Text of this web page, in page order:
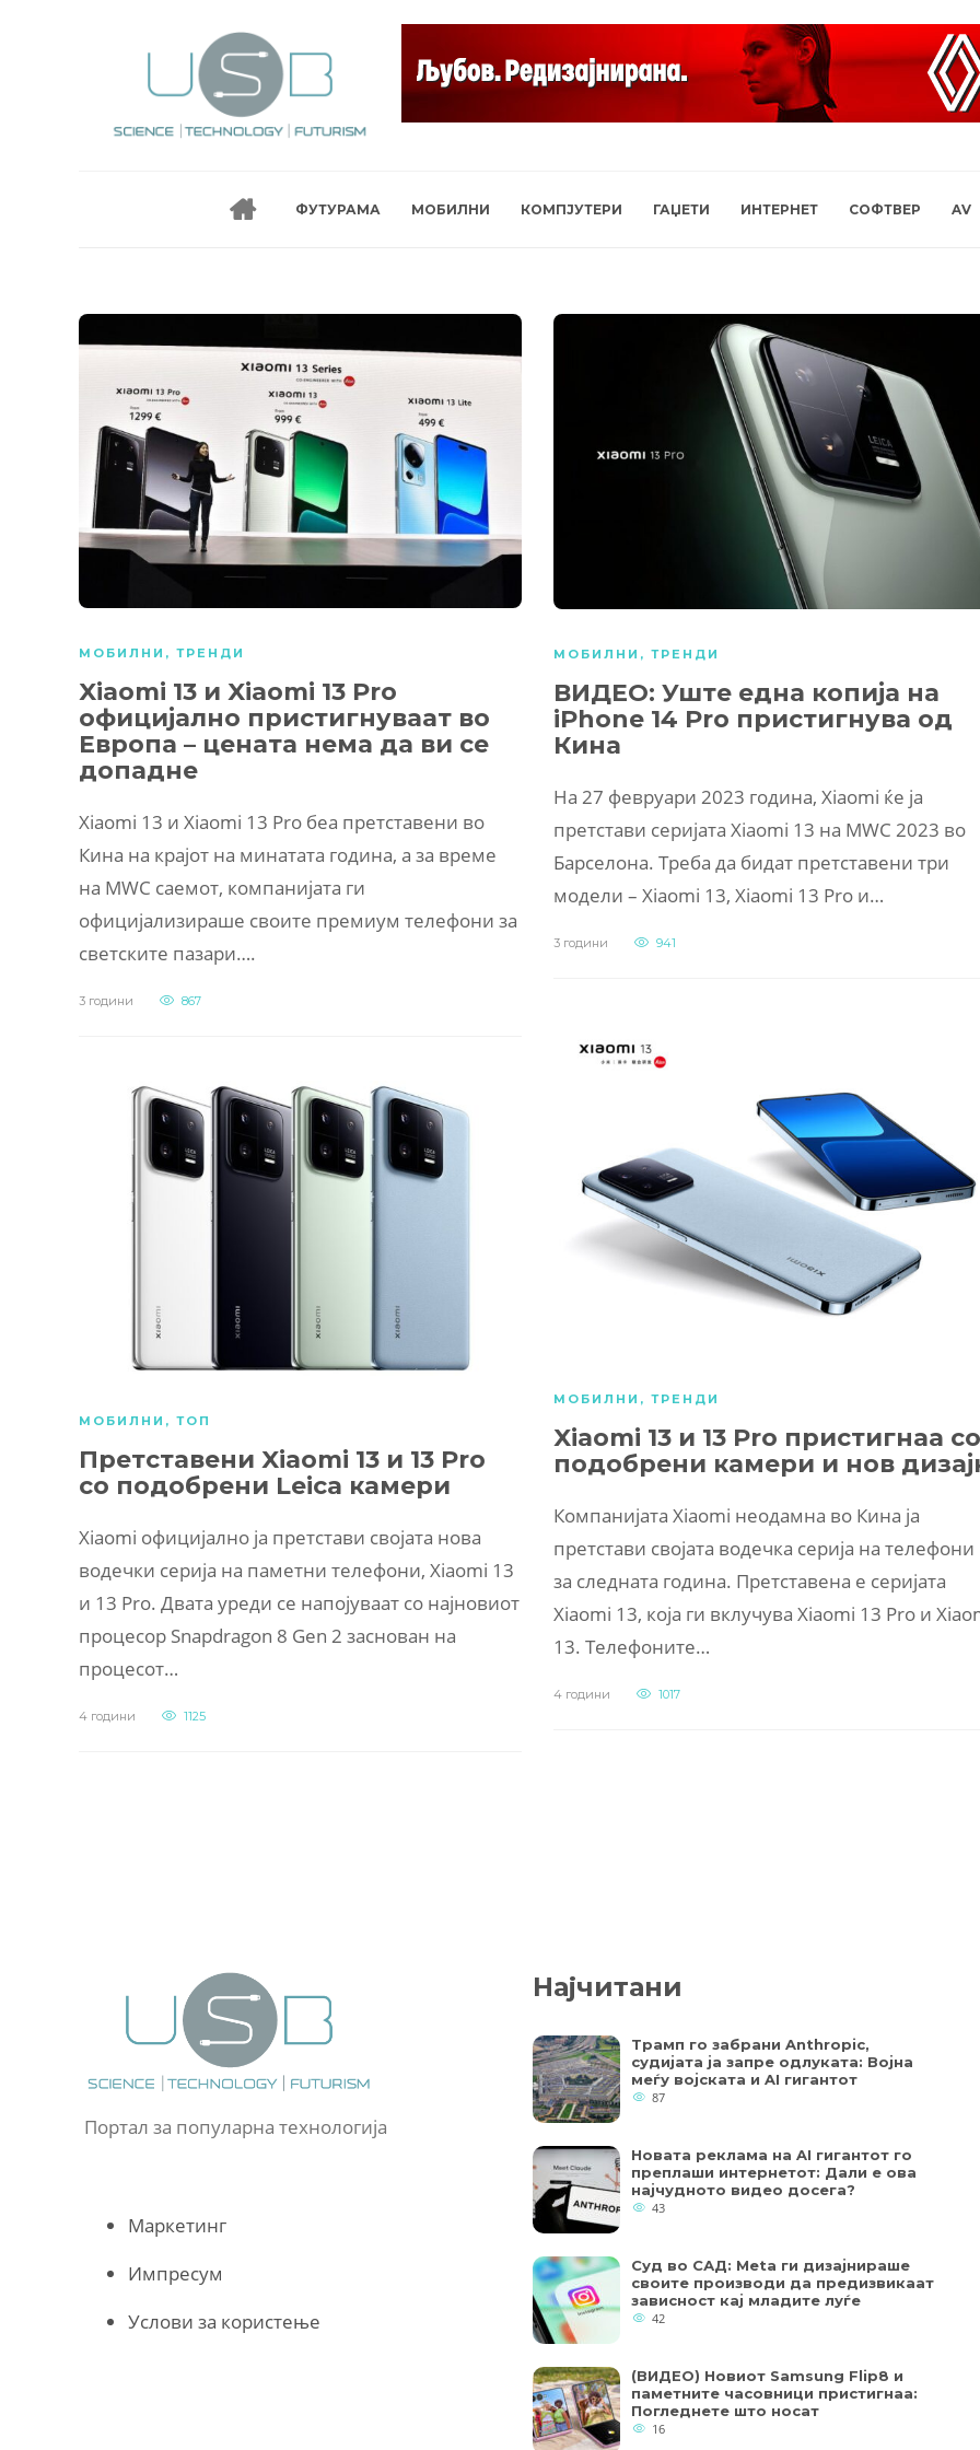
ФУТУРАМА МОБИЛНИ КОМПЈУТЕРИ ГАЏЕТИ ИНТЕРНЕТ СОФТВЕР AV
МОБИЛНИ , ТРЕНДИ
Xiaomi 13 и Xiaomi 13 Pro
официјално пристигнуваат во
Европа – цената нема да ви се
допадне
Xiaomi 13 и Xiaomi 13 Pro беа претставени во
Кина на крајот на минатата година, а за време
на MWC саемот, компанијата ги
официјализираше своите премиум телефони за
светските пазари….
3 години 867
МОБИЛНИ , ТРЕНДИ
ВИДЕО: Уште една копија на
iPhone 14 Pro пристигнува од
Кина
На 27 февруари 2023 година, Xiaomi ќе ја
претстави серијата Xiaomi 13 на MWC 2023 во
Барселона. Треба да бидат претставени три
модели – Xiaomi 13, Xiaomi 13 Pro и…
3 години 941
МОБИЛНИ , ТРЕНДИ
Xiaomi 13 и 13 Pro пристигнаа со
подобрени камери и нов
Компанијата Xiaomi неодамна во Кина ја
претстави својата водечка серија на телефони
за следната година. Претставена е серијата
Xiaomi 13, која ги вклучува Xiaomi 13 Pro и
13. Телефоните…
4 години 1017
МОБИЛНИ , ТОП
Претставени Xiaomi 13 и 13 Pro
со подобрени Leica камери
Xiaomi официјално ја претстави својата нова
водечки серија на паметни телефони, Xiaomi 13
и 13 Pro. Двата уреди се напојуваат со најновиот
процесор Snapdragon 8 Gen 2 заснован на
процесот…
4 години 1125
Портал за популарна технологија
Маркетинг
Импресум
Услови за користење
Најчитани
Трамп го забрани Anthropic,
судијата ја запре одлуката: Војна
меѓу војската и AI гигантот
87
Новата реклама на AI гигантот го
преплаши интернетот: Дали е ова
најчудното видео досега?
43
Суд во САД: Meta ги дизајнираше
своите производи да предизвикаат
зависност кај младите луѓе
42
(ВИДЕО) Новиот Samsung Flip8 и
паметните часовници пристигнаа:
Погледнете што носат
16